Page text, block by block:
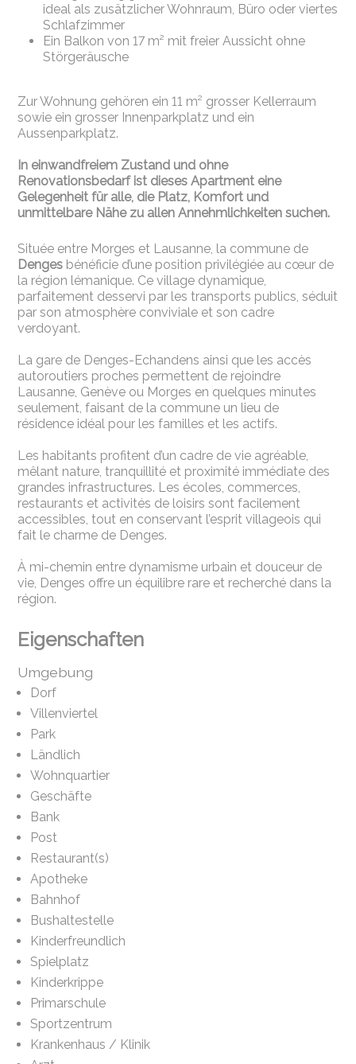
ideal als zusätzlicher Wohnraum, Büro oder viertes
Schlafzimmer
Ein Balkon von 17 m² mit freier Aussicht ohne
Störgeräusche
Zur Wohnung gehören ein 11 m² grosser Kellerraum
sowie ein grosser Innenparkplatz und ein
Aussenparkplatz.
In einwandfreiem Zustand und ohne
Renovationsbedarf ist dieses Apartment eine
Gelegenheit für alle, die Platz, Komfort und
unmittelbare Nähe zu allen Annehmlichkeiten suchen.
Située entre Morges et Lausanne, la commune de
Denges bénéficie d’une position privilégiée au cœur de
la région lémanique. Ce village dynamique,
parfaitement desservi par les transports publics, séduit
par son atmosphère conviviale et son cadre
verdoyant.
La gare de Denges-Echandens ainsi que les accès
autoroutiers proches permettent de rejoindre
Lausanne, Genève ou Morges en quelques minutes
seulement, faisant de la commune un lieu de
résidence idéal pour les familles et les actifs.
Les habitants profitent d’un cadre de vie agréable,
mêlant nature, tranquillité et proximité immédiate des
grandes infrastructures. Les écoles, commerces,
restaurants et activités de loisirs sont facilement
accessibles, tout en conservant l’esprit villageois qui
fait le charme de Denges.
À mi-chemin entre dynamisme urbain et douceur de
vie, Denges offre un équilibre rare et recherché dans la
région.
Eigenschaften
Umgebung
Dorf
Villenviertel
Park
Ländlich
Wohnquartier
Geschäfte
Bank
Post
Restaurant(s)
Apotheke
Bahnhof
Bushaltestelle
Kinderfreundlich
Spielplatz
Kinderkrippe
Primarschule
Sportzentrum
Krankenhaus / Klinik